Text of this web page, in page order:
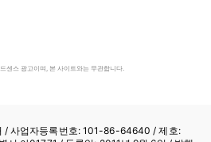
센스 광고이며, 본 사이트와는 무관합니다.
/사업자등록번호: 101-86-64640 / 제호: